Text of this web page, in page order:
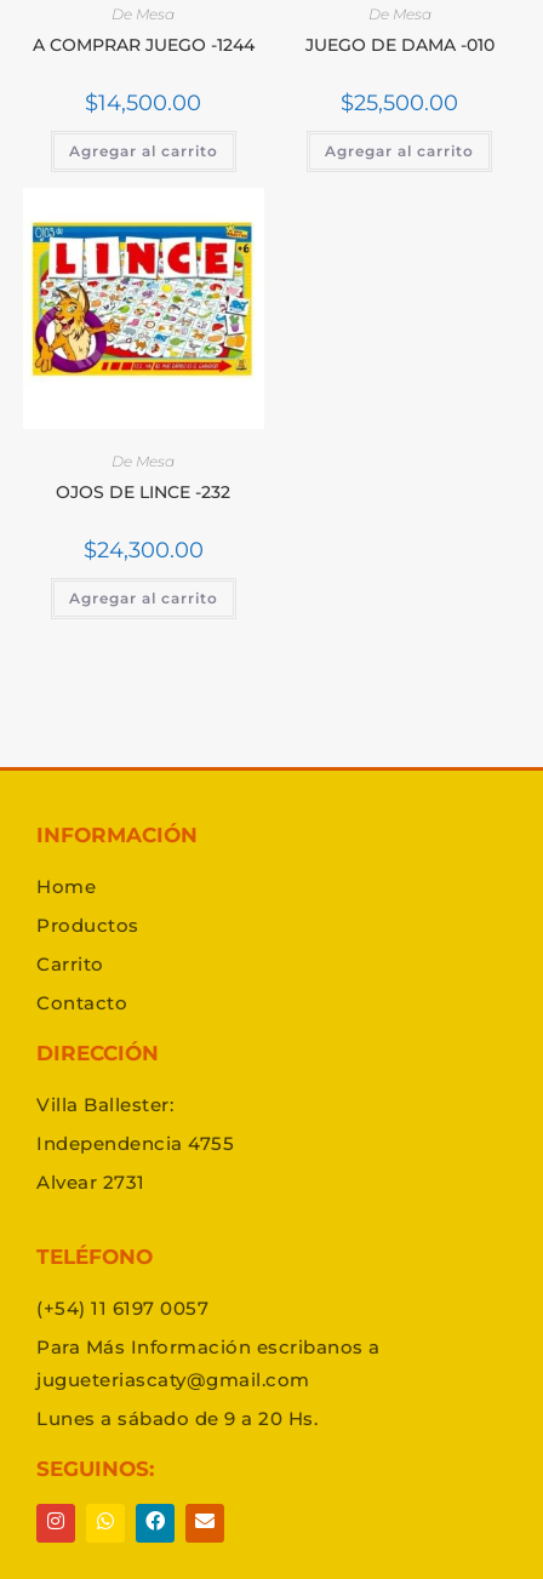
De Mesa
A COMPRAR JUEGO -1244
$14,500.00
Agregar al carrito
De Mesa
JUEGO DE DAMA -010
$25,500.00
Agregar al carrito
De Mesa
OJOS DE LINCE -232
$24,300.00
Agregar al carrito
INFORMACIÓN
Home
Productos
Carrito
Contacto
DIRECCIÓN
Villa Ballester:
Independencia 4755
Alvear 2731
TELÉFONO
(+54) 11 6197 0057
Para Más Información escribanos a
jugueteriascaty@gmail.com
Lunes a sábado de 9 a 20 Hs.
SEGUINOS: